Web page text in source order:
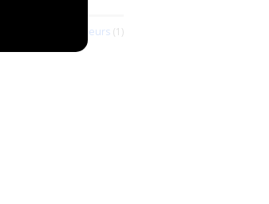
Voir tous les revendeurs (1)